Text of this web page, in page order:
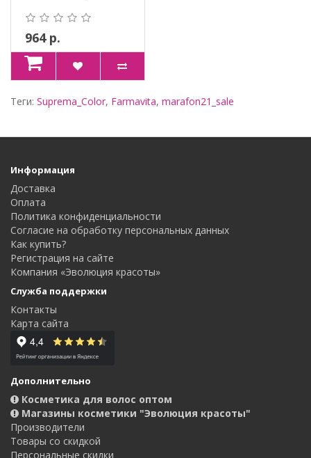
964 р.
Теги: Suprema_Color, Farmavita, marafon21_sale
Информация
Доставка
Оплата
Политика конфиденциальности
Согласие на обработку персональных данных
Как купить?
Регистрация на сайте
Компания «Эволюция красоты»
Служба поддержки
Контакты
Карта сайта
Дополнительно
Косметика для волос оптом
Магазины косметики "Эволюция красоты"
Производители
Товары со скидкой
Персональные скидки